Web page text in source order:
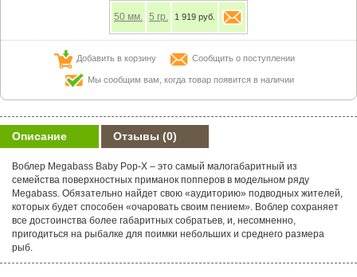
50 мм. 5 гр. 1 919 руб.
Добавить в корзину Сообщить о поступлении
Мы сообщим вам, когда товар появится в наличии
Описание Отзывы (0)
Воблер Megabass Baby Pop-X – это самый малогабаритный из
семейства поверхностных приманок попперов в модельном ряду
Megabass. Обязательно найдет свою «аудиторию» подводных жителей,
которых будет способен «очаровать своим пением». Воблер сохраняет
все достоинства более габаритных собратьев, и, несомненно,
пригодиться на рыбалке для поимки небольших и среднего размера
рыб.